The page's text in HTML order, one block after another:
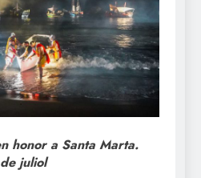
honor a Santa Marta.
juliol